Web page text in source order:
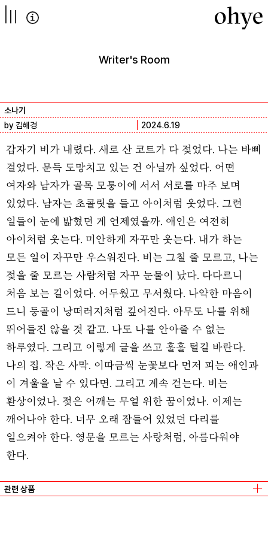
컨텐츠로
넘어가기
Writer's Room
소나기
by 김해경
2024.6.19
갑자기 비가 내렸다. 새로 산 코트가 다 젖었다. 나는 바삐
걸었다. 문득 도망치고 있는 건 아닐까 싶었다. 어떤
여자와 남자가 골목 모퉁이에 서서 서로를 마주 보며
있었다. 남자는 초콜릿을 들고 아이처럼 웃었다. 그런
일들이 눈에 밟혔던 게 언제였을까. 애인은 여전히
아이처럼 웃는다. 미안하게 자꾸만 웃는다. 내가 하는
모든 일이 자꾸만 우스워진다. 비는 그칠 줄 모르고, 나는
젖을 줄 모르는 사람처럼 자꾸 눈물이 났다. 다다르니
처음 보는 길이었다. 어두웠고 무서웠다. 나약한 마음이
드니 등골이 낭떠러지처럼 깊어진다. 아무도 나를 위해
뛰어들진 않을 것 같고. 나도 나를 안아줄 수 없는
하루였다. 그리고 이렇게 글을 쓰고 훌훌 털길 바란다.
나의 집. 작은 사막. 이따금씩 눈꽃보다 먼저 피는 애인과
이 겨울을 날 수 있다면. 그리고 계속 걷는다. 비는
환상이었나. 젖은 어깨는 무얼 위한 꿈이었나. 이제는
깨어나야 한다. 너무 오래 잠들어 있었던 다리를
일으켜야 한다. 영문을 모르는 사랑처럼, 아름다워야
한다.
관련 상품